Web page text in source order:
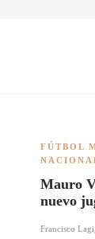
FÚTBOL
Mauro
nuevo
Francisco